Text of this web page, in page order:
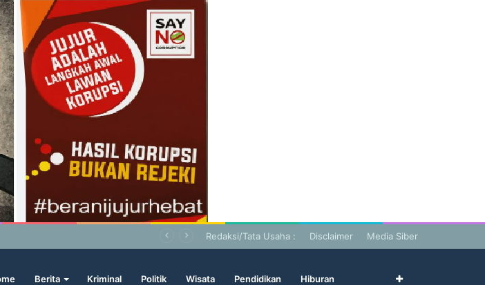
Harga Beras Terlalu Mahal Redaksi/Tata Usaha : Disclaimer Media Siber
Berita Kriminal Politik Wisata Pendidikan Hiburan